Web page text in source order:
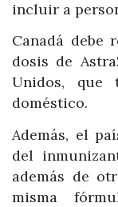
incluir a
Canadá debe
dosis de
Unidos, que
doméstico.
Además, el
del
además de
misma